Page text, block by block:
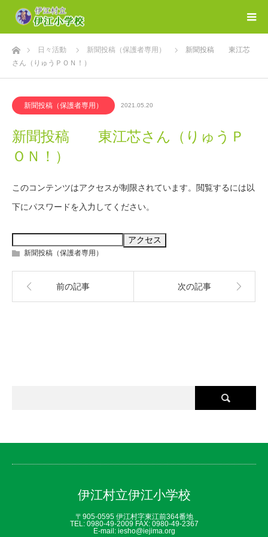
ホーム日々活動 新聞投稿（保護者専用）
新聞投稿 東江芯
さん（りゅうＰＯＮ！）
新聞投稿（保護者専用） 2021.05.20
新聞投稿 東江芯さん（りゅうＰ
ＯＮ！）
このコンテンツはアクセスが制限されています。閲覧するには以
下にパスワードを入力してください。
新聞投稿（保護者専用）
前の記事 次の記事
伊江村立伊江小学校
〒905-0595 伊江村字東江前364番地
TEL: 0980‐49‐2009 FAX: 0980‐49‐2367
E-mail: iesho@iejima.org